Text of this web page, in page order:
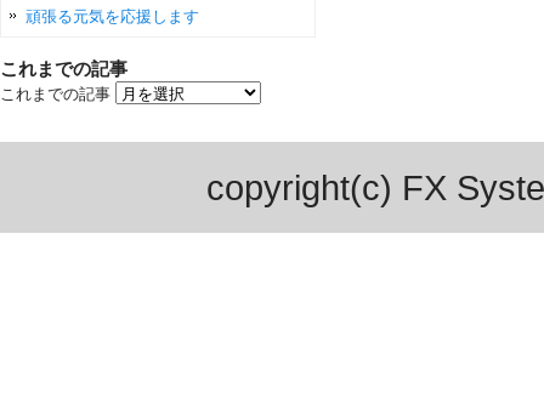
頑張る元気を応援します
これまでの記事
これまでの記事
copyright(c) FX